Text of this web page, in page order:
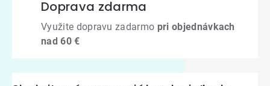
Doprava zdarma
Využite dopravu zadarmo pri objednávkach
nad 60 €